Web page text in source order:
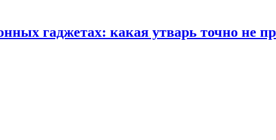
гаджетах: какая утварь точно не